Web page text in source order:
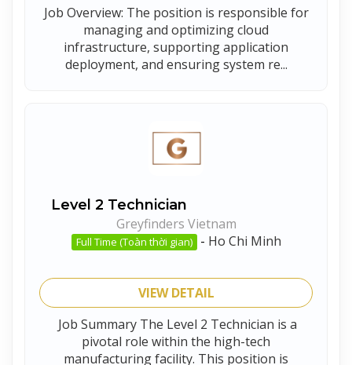
Job Overview: The position is responsible for
managing and optimizing cloud
infrastructure, supporting application
deployment, and ensuring system re...
Level 2 Technician
Greyfinders Vietnam
Full Time (Toàn thời gian) - Ho Chi Minh
VIEW DETAIL
Job Summary The Level 2 Technician is a
pivotal role within the high-tech
manufacturing facility. This position is